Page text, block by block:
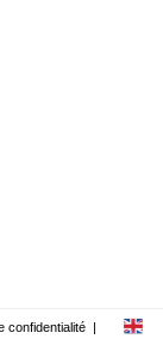
confidentialité |